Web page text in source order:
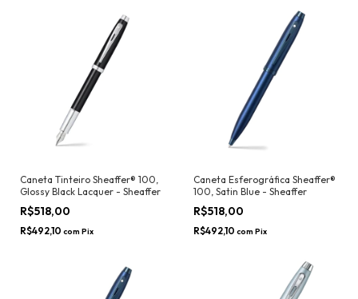
Caneta Tinteiro Sheaffer® 100,
Glossy Black Lacquer - Sheaffer
R$518,00
R$492,10 com Pix
Caneta Esferográfica Sheaffer®
100, Satin Blue - Sheaffer
R$518,00
R$492,10 com Pix